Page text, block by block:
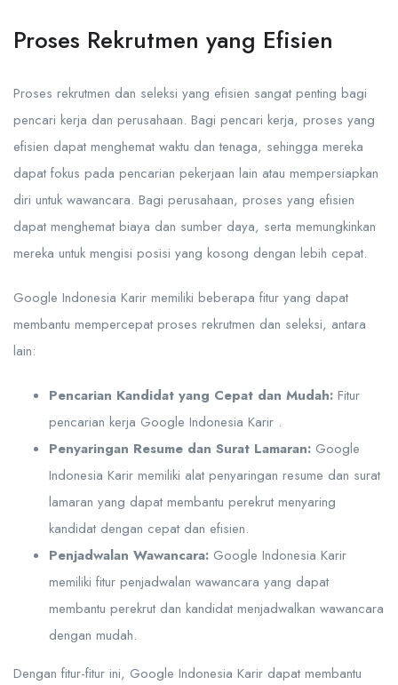
Proses Rekrutmen yang Efisien
Proses rekrutmen dan seleksi yang efisien sangat penting bagi
pencari kerja dan perusahaan. Bagi pencari kerja, proses yang
efisien dapat menghemat waktu dan tenaga, sehingga mereka
dapat fokus pada pencarian pekerjaan lain atau mempersiapkan
diri untuk wawancara. Bagi perusahaan, proses yang efisien
dapat menghemat biaya dan sumber daya, serta memungkinkan
mereka untuk mengisi posisi yang kosong dengan lebih cepat.
Google Indonesia Karir memiliki beberapa fitur yang dapat
membantu mempercepat proses rekrutmen dan seleksi, antara
lain:
Pencarian Kandidat yang Cepat dan Mudah: Fitur
pencarian kerja Google Indonesia Karir .
Penyaringan Resume dan Surat Lamaran: Google
Indonesia Karir memiliki alat penyaringan resume dan surat
lamaran yang dapat membantu perekrut menyaring
kandidat dengan cepat dan efisien.
Penjadwalan Wawancara: Google Indonesia Karir
memiliki fitur penjadwalan wawancara yang dapat
membantu perekrut dan kandidat menjadwalkan wawancara
dengan mudah.
Dengan fitur-fitur ini, Google Indonesia Karir dapat membantu